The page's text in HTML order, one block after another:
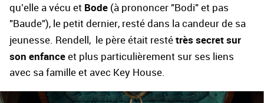
qu’elle a vécu et Bode (à prononcer "Bodi" et pas
"Baude"), le petit dernier, resté dans la candeur de sa
jeunesse. Rendell, le père était resté très secret sur
son enfance et plus particulièrement sur ses liens
avec sa famille et avec Key House.